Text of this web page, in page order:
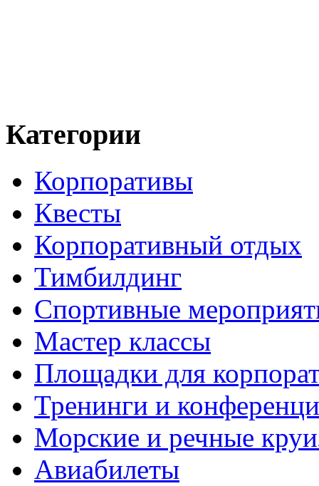
Категории
Корпоративы
Квесты
Корпоративный отдых
Тимбилдинг
Спортивные
Мастер классы
Площадки для
Тренинги и
Морские и речные
Авиабилеты